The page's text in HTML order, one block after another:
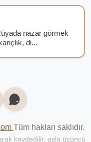
nazar görmek
di...
Tüm hakları saklıdır.
kaydedilir, asla üçüncü